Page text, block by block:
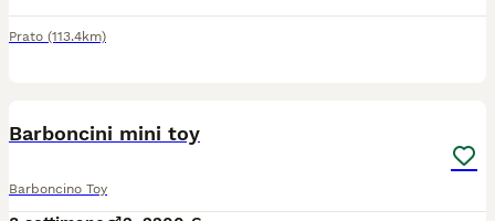
Prato (113.4km)
Barboncini mini toy
Barboncino Toy